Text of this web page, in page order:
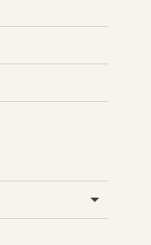
canna